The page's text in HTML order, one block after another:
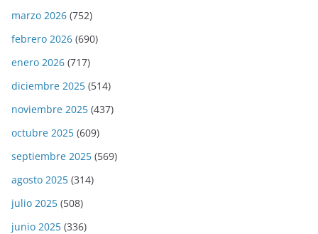
marzo 2026 (752)
febrero 2026 (690)
enero 2026 (717)
diciembre 2025 (514)
noviembre 2025 (437)
octubre 2025 (609)
septiembre 2025 (569)
agosto 2025 (314)
julio 2025 (508)
junio 2025 (336)